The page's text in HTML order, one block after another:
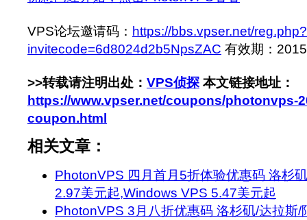
VPS论坛邀请码： https://bbs.vpser.net/reg.php?
invitecode=6d8024d2b5NpsZAC 有效期：
>>转载请注明出处： VPS侦探 本文链接地址：
https://www.vpser.net/coupons/photonvps-
coupon.html
相关文章：
PhotonVPS 四月首月5折体验优惠码 洛杉
2.97美元起,Windows VPS 5.47美元起
PhotonVPS 3月八折优惠码 洛杉矶/达拉斯